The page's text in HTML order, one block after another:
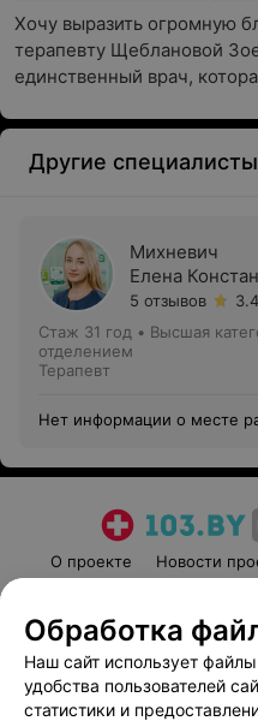
Хочу выразить огромную
терапевту Щеблановой
единственный врач,
Другие специалисты
Михневич
Елена
5 отзывов
3.4
Стаж 31 год • Высшая
отделением
Терапевт
Нет информации о месте
О проекте Новости
Пользовательское
Вакансии
Написать
Обработка
Наш сайт использует
удобства пользователей
статистики и